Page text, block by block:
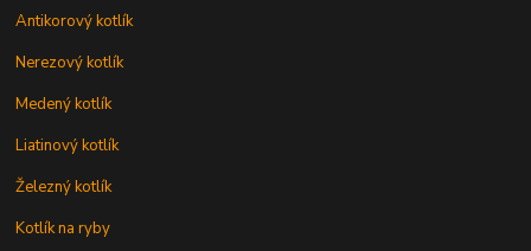
Antikorový kotlík
Nerezový kotlík
Medený kotlík
Liatinový kotlík
Železný kotlík
Kotlík na ryby